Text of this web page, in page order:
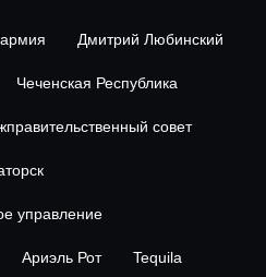
Дмитрий Любинский
Чеченская Республика
совет
управление
Ариэль Рот Tequila